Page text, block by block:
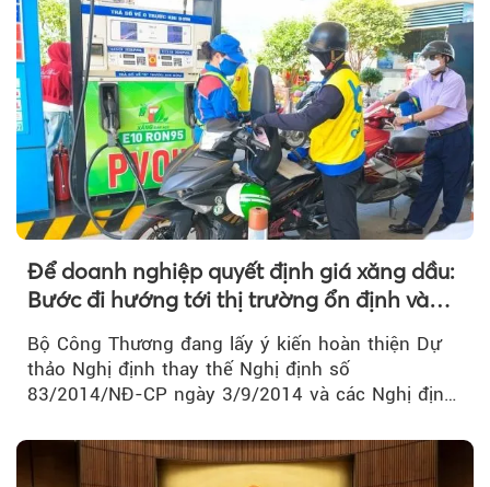
Để doanh nghiệp quyết định giá xăng dầu:
Bước đi hướng tới thị trường ổn định và
Bộ Công Thương đang lấy ý kiến hoàn thiện Dự
thảo Nghị định thay thế Nghị định số
83/2014/NĐ-CP ngày 3/9/2014 và các Nghị định